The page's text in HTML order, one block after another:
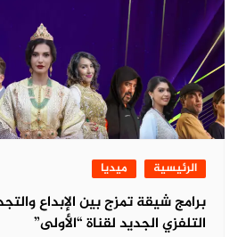
الرئيسية ميديا
برامج شيقة تمزج بين الإبداع
التلفزي الجديد لقناة “الأولى”